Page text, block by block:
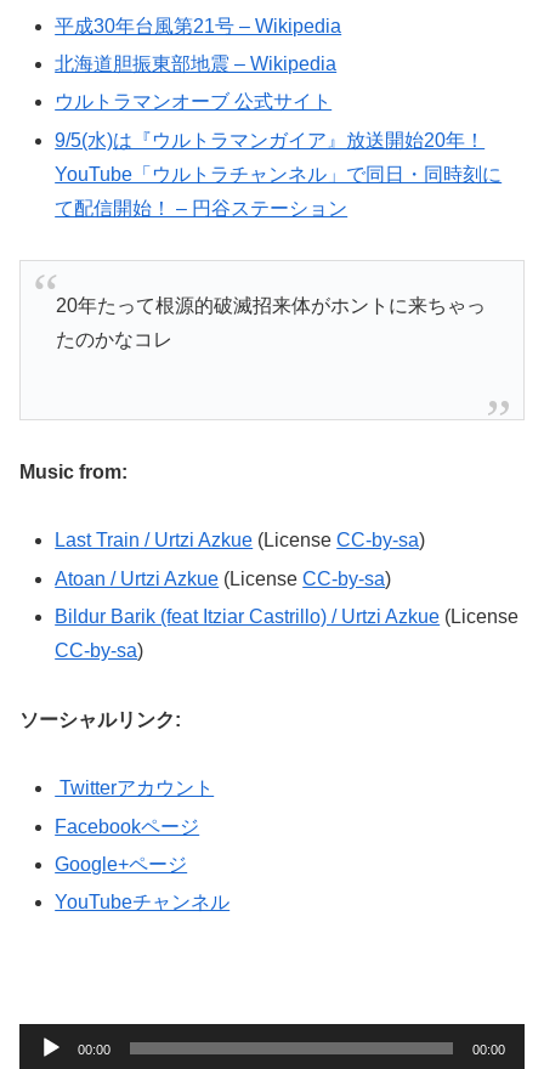
平成30年台風第21号 – Wikipedia
北海道胆振東部地震 – Wikipedia
ウルトラマンオーブ 公式サイト
9/5(水)は『ウルトラマンガイア』放送開始20年！
YouTube「ウルトラチャンネル」で同日・同時刻に
て配信開始！ – 円谷ステーション
20年たって根源的破滅招来体がホントに来ちゃっ
たのかなコレ
Music from:
Last Train / Urtzi Azkue (LicenseCC-by-sa)
Atoan / Urtzi Azkue (LicenseCC-by-sa)
Bildur Barik (feat Itziar Castrillo) / Urtzi Azkue (License
CC-by-sa)
ソーシャルリンク:
Twitterアカウント
Facebookページ
Google+ページ
YouTubeチャンネル
00:00 00:00